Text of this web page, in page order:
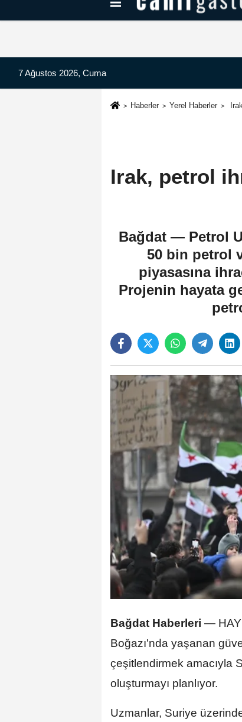
Kayseri Haberleri Can Radyo
7 Ağustos 2026, Cuma
Haberler Yerel Haberler
Irak, petrol
Bağdat — Petrol
50 bin petrol
piyasasına
Projenin hayata
Bağdat Haberleri —
Boğazı'nda yaşanan
çeşitlendirmek amacıyla
oluşturmayı planlıyor.
Uzmanlar, Suriye